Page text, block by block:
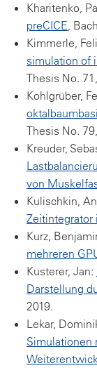
Kharitenko,
preCICE,
Kimmerle,
simulation of
Thesis No.
Kohlgrüber,
Thesis No.
Kreuder,
von
Kulischkin,
Zeitintegrator
Kurz,
mehreren
Kusterer, Jan:
Darstellung
2019.
Lekar,
Simulationen